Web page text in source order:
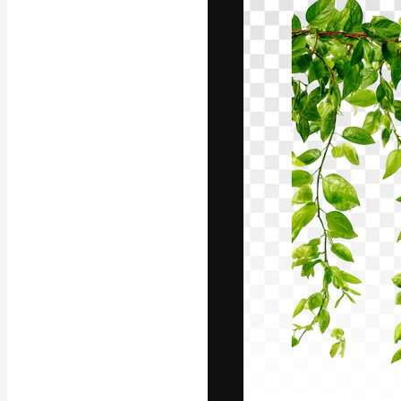
La plataforma
trabajo. Más
entre
estudios.
Español